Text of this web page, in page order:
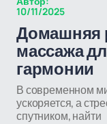
10/11/2025
Домашняя
массажа
гармонии
В современном
ускоряется, а
спутником, найти